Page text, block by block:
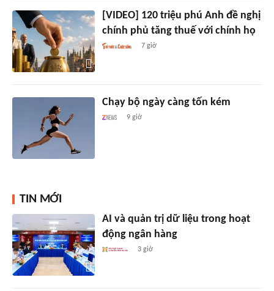
[VIDEO] 120 triệu phú Anh đề nghị
chính phủ tăng thuế với chính họ
7 giờ
Chạy bộ ngày càng tốn kém
9 giờ
TIN MỚI
AI và quản trị dữ liệu trong hoạt
động ngân hàng
3 giờ